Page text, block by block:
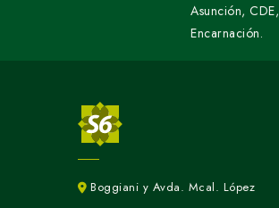
Asunción, CDE,
Encarnación.
Boggiani y Avda. Mcal. López